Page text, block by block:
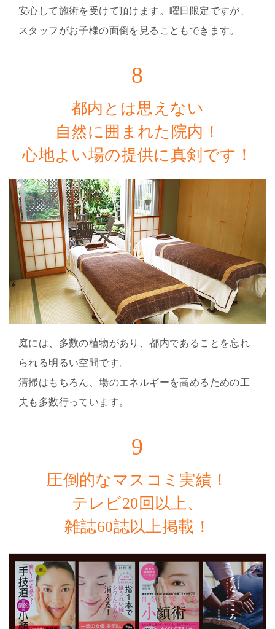
安心して施術を受けて頂けます。曜日限定ですが、
スタッフがお子様の面倒を見ることもできます。
8
都内とは思えない
自然に囲まれた院内！
心地よい場の提供に真剣です！
庭には、多数の植物があり、都内であることを忘れ
られる明るい空間です。
清掃はもちろん、場のエネルギーを高めるための工
夫も多数行っています。
9
圧倒的なマスコミ実績！
テレビ20回以上、
雑誌60誌以上掲載！